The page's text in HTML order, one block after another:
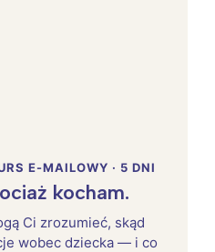
E-MAILOWY · 5 DNI
kocham.
Ci zrozumieć, skąd
wobec dziecka — i co